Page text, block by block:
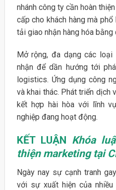
nhánh công ty cần hoàn
cấp cho khách hàng mà
tải giao nhận hàng hóa bằng
Mở rộng, đa dạng các
nhận để dần hướng tới
logistics. Ứng dụng công
và khai thác. Phát triển dịch
kết hợp hài hòa với lĩnh
nghiệp đang hoạt động.
KẾT LUẬN Khóa
thiện marketing tại
Ngày nay sự cạnh tranh
với sự xuất hiện của